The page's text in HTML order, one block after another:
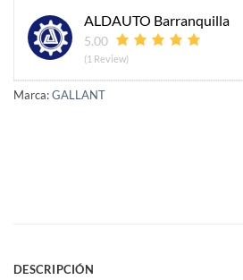
ALDAUTO Barranquilla
5.00
(1 Review)
Marca:GALLANT
DESCRIPCIÓN